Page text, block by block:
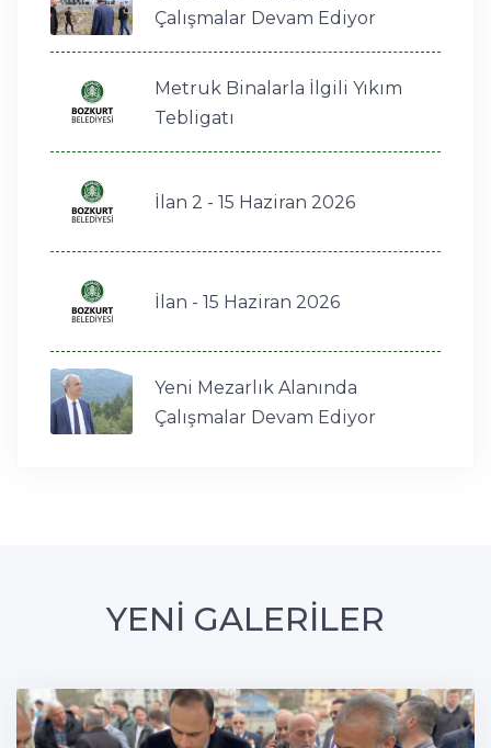
Çalışmalar Devam Ediyor
Metruk Binalarla İlgili Yıkım
Tebligatı
İlan 2 - 15 Haziran 2026
İlan - 15 Haziran 2026
Yeni Mezarlık Alanında
Çalışmalar Devam Ediyor
YENİ GALERİLER